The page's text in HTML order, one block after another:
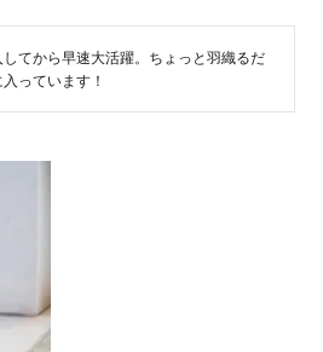
てから早速大活躍。ちょっと羽織るだ
っています！